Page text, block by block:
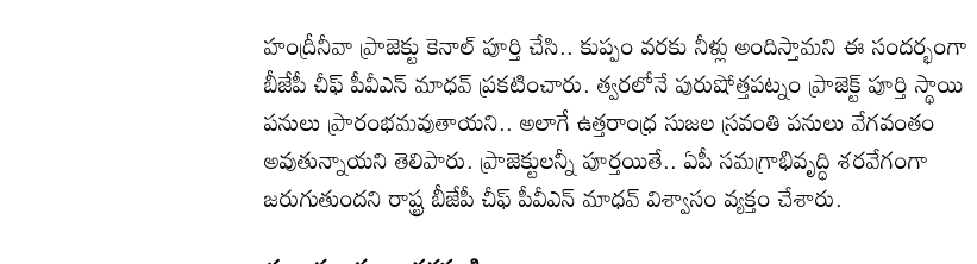
హంద్రీనీవా ప్రాజెక్టు కెనాల్ పూర్తి చేసి.. కుప్పం వరకు నీళ్లు అందిస్తామని ఈ సందర్భంగా
బీజేపీ చీఫ్ పీవీఎన్ మాధవ్ ప్రకటించారు. త్వరలోనే పురుషోత్తపట్నం ప్రాజెక్ట్ పూర్తి స్థాయి
పనులు ప్రారంభమవుతాయని.. అలాగే ఉత్తరాంధ్ర సుజల స్రవంతి పనులు వేగవంతం
అవుతున్నాయని తెలిపారు. ప్రాజెక్టులన్నీ పూర్తయితే.. ఏపీ సమగ్రాభివృద్ధి శరవేగంగా
జరుగుతుందని రాష్ట్ర బీజేపీ చీఫ్ పీవీఎన్ మాధవ్ విశ్వాసం వ్యక్తం చేశారు.